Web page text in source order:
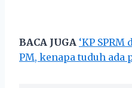
BACA JUGA ‘KP
PM, kenapa tuduh ada